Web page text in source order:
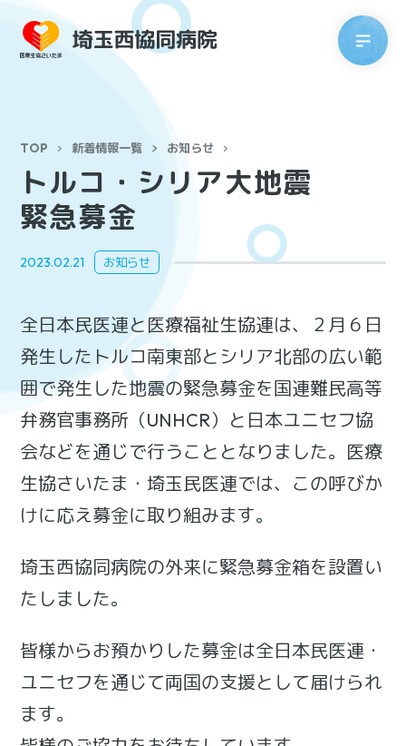
TOP 新着情報一覧 お知らせ
トルコ・シリア大地震
緊急募金
2023.02.21 お知らせ
全日本民医連と医療福祉生協連は、２月６日
発生したトルコ南東部とシリア北部の広い範
囲で発生した地震の緊急募金を国連難民高等
弁務官事務所（UNHCR）と日本ユニセフ協
会などを通じで行うこととなりました。医療
生協さいたま・埼玉民医連では、この呼びか
けに応え募金に取り組みます。
埼玉西協同病院の外来に緊急募金箱を設置い
たしました。
皆様からお預かりした募金は全日本民医連・
ユニセフを通じて両国の支援として届けられ
ます。